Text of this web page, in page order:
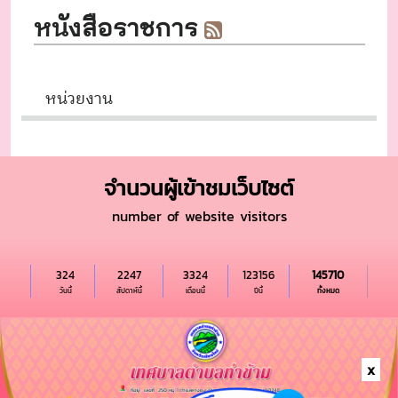
x
จำนวนผู้เข้าชมเว็บไซต์
number of website visitors
324 2247 3324 123156 145710